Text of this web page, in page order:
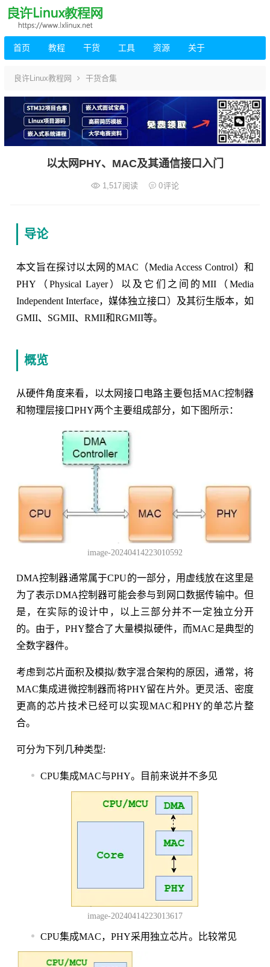
首页 教程 干货 工具 资源 关于
良许Linux教程网 干货合集
以太网PHY、MAC及其通信接口入门
1,517阅读 0评论
导论
本文旨在探讨以太网的MAC（Media Access Control）和
PHY（Physical Layer）以及它们之间的MII（Media
Independent Interface，媒体独立接口）及其衍生版本，如
GMII、SGMII、RMII和RGMII等。
概览
从硬件角度来看，以太网接口电路主要包括MAC控制器
和物理层接口PHY两个主要组成部分，如下图所示：
image-20240414223010592
DMA控制器通常属于CPU的一部分，用虚线放在这里是
为了表示DMA控制器可能会参与到网口数据传输中。但
是，在实际的设计中，以上三部分并不一定独立分开
的。由于，PHY整合了大量模拟硬件，而MAC是典型的
全数字器件。
考虑到芯片面积及模拟/数字混合架构的原因，通常，将
MAC集成进微控制器而将PHY留在片外。更灵活、密度
更高的芯片技术已经可以实现MAC和PHY的单芯片整
合。
可分为下列几种类型:
CPU集成MAC与PHY。目前来说并不多见
image-20240414223013617
CPU集成MAC，PHY采用独立芯片。比较常见